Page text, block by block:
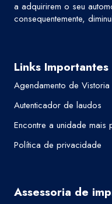
a adquirirem o seu
consequentemente,
Links Importantes
Agendamento de Vistoria
Autenticador de laudos
Encontre a unidade mais
Política de privacidade
Assessoria de